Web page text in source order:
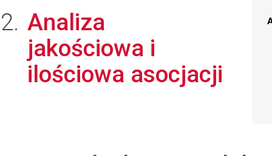
Analiza
jakościowa i
ilościowa asocjacji